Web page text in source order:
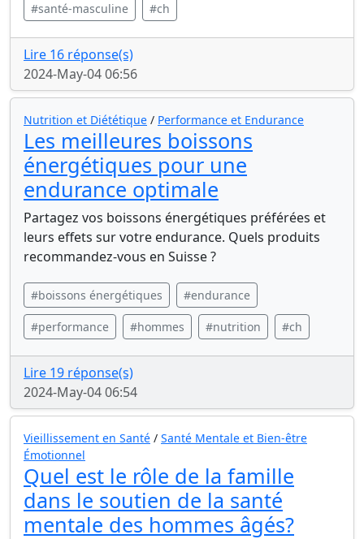
#santé-masculine #ch
Lire 16 réponse(s)
2024-May-04 06:56
Nutrition et Diététique / Performance et Endurance
Les meilleures boissons
énergétiques pour une
endurance optimale
Partagez vos boissons énergétiques préférées et
leurs effets sur votre endurance. Quels produits
recommandez-vous en Suisse ?
#boissons énergétiques #endurance
#performance #hommes #nutrition #ch
Lire 19 réponse(s)
2024-May-04 06:54
Vieillissement en Santé / Santé Mentale et Bien-être
Émotionnel
Quel est le rôle de la famille
dans le soutien de la santé
mentale des hommes âgés?